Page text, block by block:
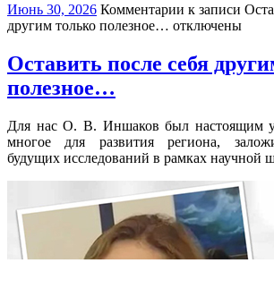
Июнь 30, 2026 Комментарии к записи
другим только полезное… отключены
Оставить после себя
полезное…
Для нас О. В. Иншаков был настоящим
многое для развития региона,
будущих исследований в рамках научной